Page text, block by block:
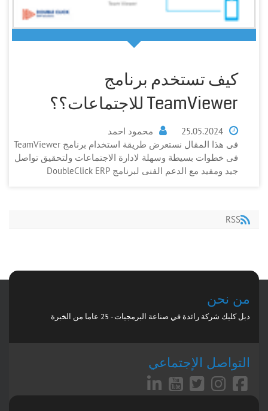
كيف تستخدم برنامج
TeamViewer للاجتماعات؟؟
25.05.2024
محمود احمد
فى هذا المقال نستعرض طريقة استخدام برنامج TeamViewer
فى خطوات بسيطة وسهلة لادارة الاجتماعات ولتحقيق تواصل
جيد ومفيد مع الدعم الفنى لبرنامج DoubleClick ERP
RSS
من نحن
دبل كليك شركة رائدة في صناعة البرمجيات - 25 عاما من الخبرة
التواصل الإجتماعي